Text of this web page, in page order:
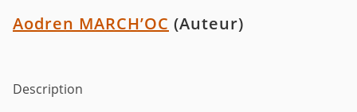
Aodren MARCH’OC (Auteur)
Description